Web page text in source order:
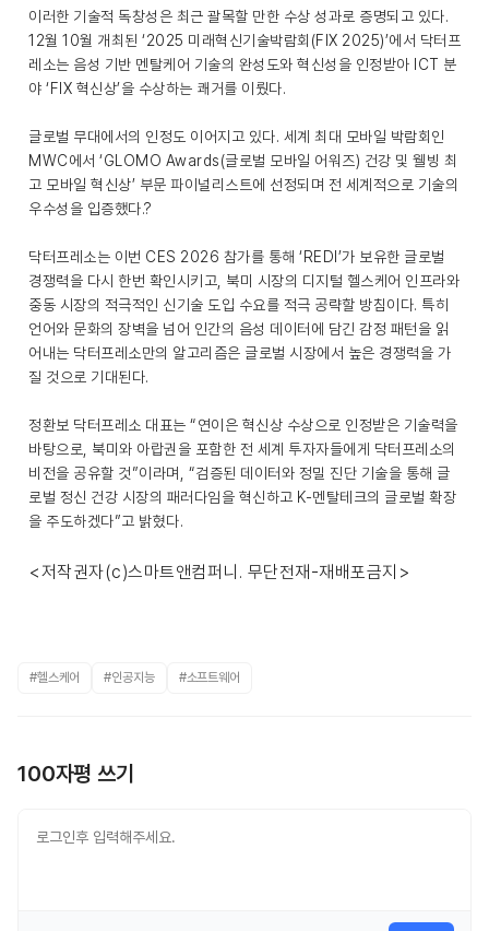
이러한 기술적 독창성은 최근 괄목할 만한 수상 성과로 증명되고 있다.
12월 10월 개최된 ‘2025 미래혁신기술박람회(FIX 2025)’에서 닥터프
레소는 음성 기반 멘탈케어 기술의 완성도와 혁신성을 인정받아 ICT 분
야 ‘FIX 혁신상’을 수상하는 쾌거를 이뤘다.
글로벌 무대에서의 인정도 이어지고 있다. 세계 최대 모바일 박람회인
MWC에서 ‘GLOMO Awards(글로벌 모바일 어워즈) 건강 및 웰빙 최
고 모바일 혁신상’ 부문 파이널리스트에 선정되며 전 세계적으로 기술의
우수성을 입증했다.?
닥터프레소는 이번 CES 2026 참가를 통해 ‘REDI’가 보유한 글로벌
경쟁력을 다시 한번 확인시키고, 북미 시장의 디지털 헬스케어 인프라와
중동 시장의 적극적인 신기술 도입 수요를 적극 공략할 방침이다. 특히
언어와 문화의 장벽을 넘어 인간의 음성 데이터에 담긴 감정 패턴을 읽
어내는 닥터프레소만의 알고리즘은 글로벌 시장에서 높은 경쟁력을 가
질 것으로 기대된다.
정환보 닥터프레소 대표는 “연이은 혁신상 수상으로 인정받은 기술력을
바탕으로, 북미와 아랍권을 포함한 전 세계 투자자들에게 닥터프레소의
비전을 공유할 것”이라며, “검증된 데이터와 정밀 진단 기술을 통해 글
로벌 정신 건강 시장의 패러다임을 혁신하고 K-멘탈테크의 글로벌 확장
을 주도하겠다”고 밝혔다.
<저작권자(c)스마트앤컴퍼니. 무단전재-재배포금지>
#헬스케어 #인공지능 #소프트웨어
100자평 쓰기